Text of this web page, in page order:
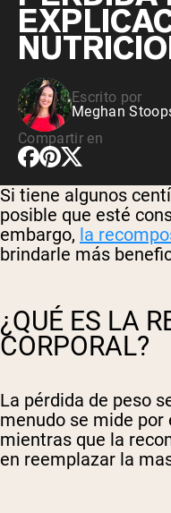
Escrito por
Meghan
Compartir en
Si tiene algunos
posible que esté
embargo, la
brindarle más
¿QUÉ ES LA
CORPORAL?
La pérdida de peso
menudo se mide por
mientras que la
en reemplazar la